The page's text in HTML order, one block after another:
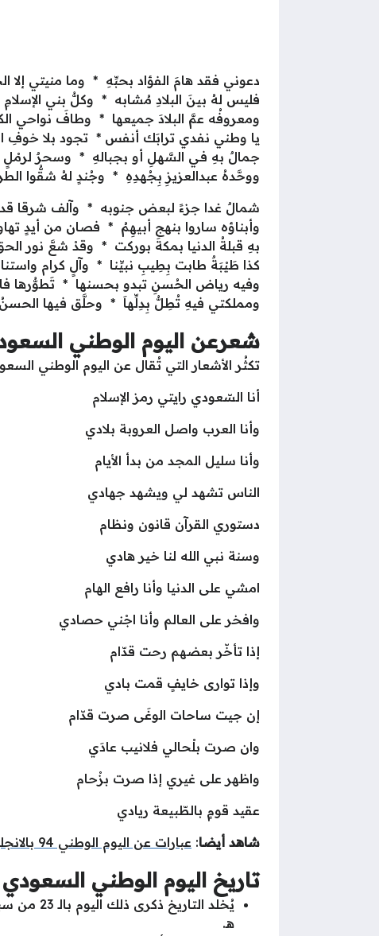
دعوني فقد هامَ الفؤاد بحبِّهِ * وما منيتي إلا
فليس لهُ بينَ البلادِ مُشابه * وكلُّ بني
ومعروفُه عمَّ البلادَ جميعها * وطافَ نواحي
يا وطني نفدي ترابَك أنفس * تجود بلا خوفِ
جمالٌ بهِ فـي السَّهلِ أو بجبالهِ * وسحرٌ لرمْلٍ
ووحَّدهُ عبدالعزيزِ بِجُهدِهِ * وجُندٍ لهُ شقُّوا
شمالٌ غدا جزءً لبعض جنوبه * وآلف شرقا قد
وأبناؤه ساروا بنهج أبيهِمُ * فصان من أيدٍ
بهِ قبلةُ الدنيا بمكةَ بوركت * وقدْ شعَّ نور
كذا طَيْبَةٌ طابت بِطِيبِ نبيِّنا * وآلٍ كرام
وفيه رياض الحُسنِ تبدو بحسنها * تَطوُّرها
ومملكتي فيهِ تُطِلُّ بِدِلِّهاَ * وحلَّق فيها الحسنُ
شعرعن اليوم الوطني السعودي
تكثُر الأشعار التي تُقال عن اليوم الوطني
أنا السّعودي رايتي رمز الإسلام
وأنا العرب واصل العروبة بلادي
وأنا سليل المجد من بدأ الأيام
الناس تشهد لي ويشهد جهادي
دستوري القرآن قانون ونظام
وسنة نبي الله لنا خير هادي
امشي على الدنيا وأنا رافع الهام
وافخر على العالم وأنا اجْني حصادي
إذا تأخّر بعضهم رحت قدّام
وإذا توارى خايفٍ قمت بادي
إن جيت ساحات الوغَى صرت قدّام
وان صرت بلْحالي فلانيب عادَي
واظهر على غيري إذا صرت بزْحام
عقيد قومٍ بالطّبيعة ريادي
شاهد أيضا: عبارات عن اليوم الوطني 94 بالانجليزي مع الترجمة
تاريخ اليوم الوطني السعودي
هـ.